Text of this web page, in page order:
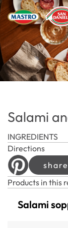
Salami
INGREDIENTS
Directions
share
Products in this
Salami